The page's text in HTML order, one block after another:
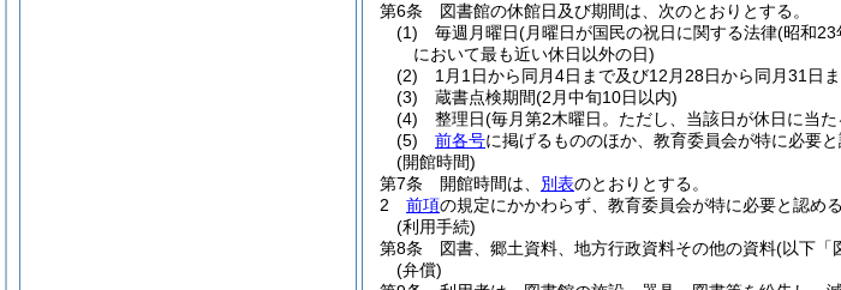
第6条
図書館の休館日及び期間は、次のとおりとする。
(1)
毎週月曜日(月曜日が国民の祝日に関する法律(昭和23
において最も近い休日以外の日)
(2)
1月1日から同月4日まで及び12月28日から同月31日
(3)
蔵書点検期間(2月中旬10日以内)
(4)
整理日(毎月第2木曜日。ただし、当該日が休日に当
(5)
前各号に掲げるもののほか、教育委員会が特に必要
(開館時間)
第7条
開館時間は、 別表のとおりとする。
2
前項の規定にかかわらず、教育委員会が特に必要と認め
(利用手続)
第8条
図書、郷土資料、地方行政資料その他の資料(以下「
(弁償)